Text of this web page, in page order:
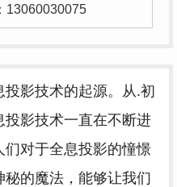
13060030075
影技术的起源。从.初
影技术一直在不断进
对于全息投影的憧憬
的魔法，能够让我们